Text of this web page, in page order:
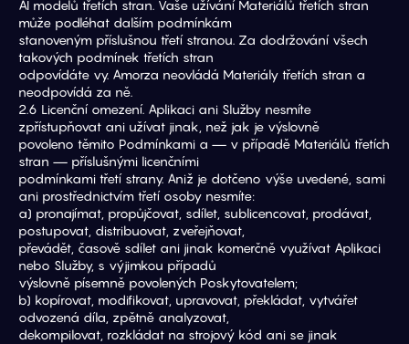
AI modelů třetích stran. Vaše užívání Materiálů třetích stran
může podléhat dalším podmínkám
stanoveným příslušnou třetí stranou. Za dodržování všech
takových podmínek třetích stran
odpovídáte vy. Amorza neovládá Materiály třetích stran a
neodpovídá za ně.
2.6 Licenční omezení. Aplikaci ani Služby nesmíte
zpřístupňovat ani užívat jinak, než jak je výslovně
povoleno těmito Podmínkami a — v případě Materiálů třetích
stran — příslušnými licenčními
podmínkami třetí strany. Aniž je dotčeno výše uvedené, sami
ani prostřednictvím třetí osoby nesmíte:
a) pronajímat, propůjčovat, sdílet, sublicencovat, prodávat,
postupovat, distribuovat, zveřejňovat,
převádět, časově sdílet ani jinak komerčně využívat Aplikaci
nebo Služby, s výjimkou případů
výslovně písemně povolených Poskytovatelem;
b) kopírovat, modifikovat, upravovat, překládat, vytvářet
odvozená díla, zpětně analyzovat,
dekompilovat, rozkládat na strojový kód ani se jinak